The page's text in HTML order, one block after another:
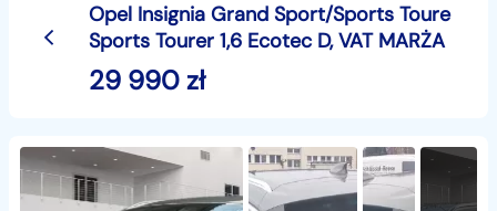
Opel Insignia Grand Sport/Sports Toure
Sports Tourer 1,6 Ecotec D, VAT MARŻA
29 990zł